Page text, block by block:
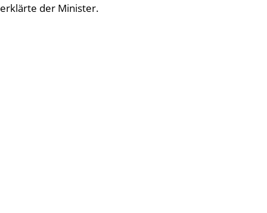
erklärte der Minister.